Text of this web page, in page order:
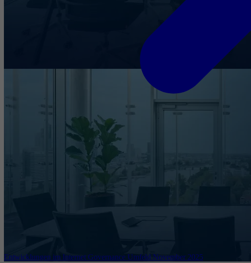
Entwicklungen im Internet Governance Umfeld November 2025